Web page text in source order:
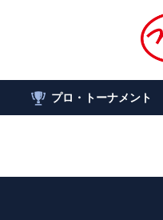
プロ・トーナメント